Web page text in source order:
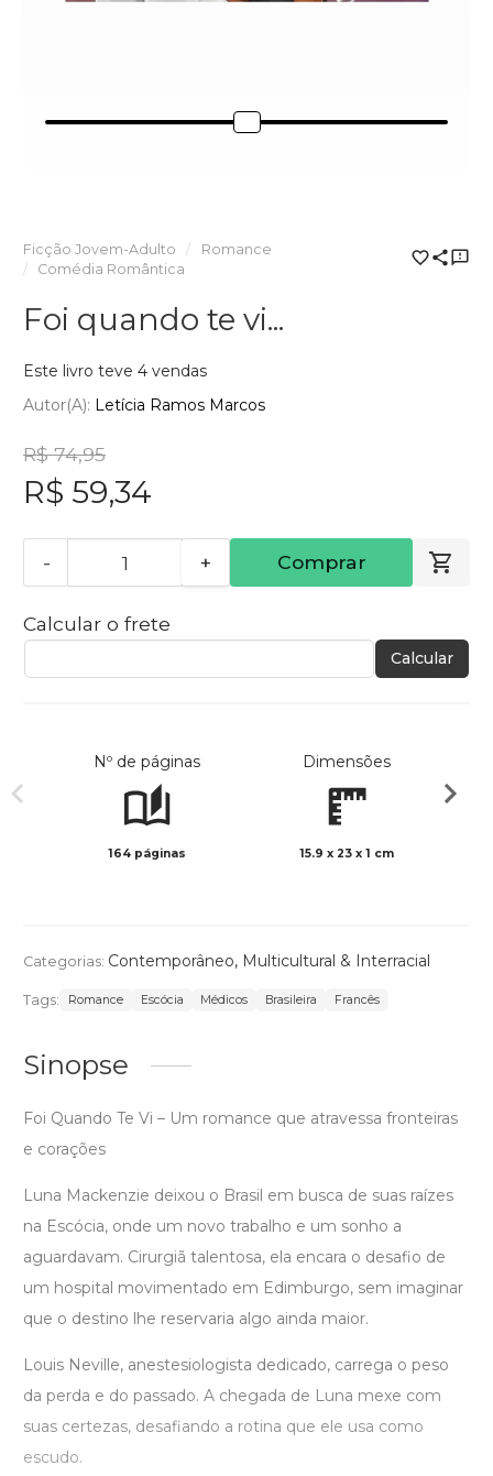
Ficção Jovem-Adulto
Romance
Comédia Romântica
Foi quando te vi...
Este livro teve 4 vendas
Autor(a): Letícia Ramos Marcos
R$ 74,95
R$ 59,34
- + Comprar
Calcular o frete
Calcular
Nº de páginas
164 páginas
Dimensões
15.9 x 23 x 1 cm
Categorias: Contemporâneo, Multicultural & Interracial
Tags: Romance Escócia Médicos Brasileira Francês
Sinopse
Foi Quando Te Vi – Um romance que atravessa fronteiras
e corações
Luna Mackenzie deixou o Brasil em busca de suas raízes
na Escócia, onde um novo trabalho e um sonho a
aguardavam. Cirurgiã talentosa, ela encara o desafio de
um hospital movimentado em Edimburgo, sem imaginar
que o destino lhe reservaria algo ainda maior.
Louis Neville, anestesiologista dedicado, carrega o peso
da perda e do passado. A chegada de Luna mexe com
suas certezas, desafiando a rotina que ele usa como
escudo.